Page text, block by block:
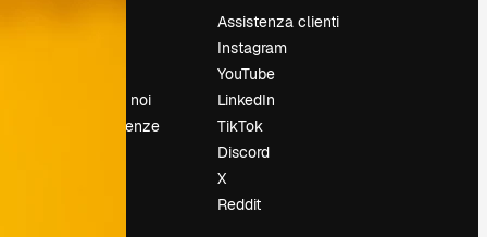
Lavora con noi
Cerca tendenze
Assistenza clienti
Instagram
YouTube
LinkedIn
TikTok
Discord
X
Reddit